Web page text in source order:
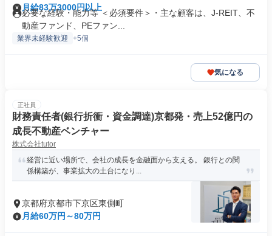
月給83万3000円以上
必要な経験・能力等 ＜必須要件＞・主な顧客は、J-REIT、不
動産ファンド、PEファン...
業界未経験歓迎 +5個
気になる
正社員
財務責任者(銀行折衝・資金調達)京都発・売上52億円の
成長不動産ベンチャー
株式会社tutor
経営に近い場所で、会社の成長を金融面から支える。 銀行との関
係構築が、事業拡大の土台になり...
京都府京都市下京区東側町
月給60万円～80万円